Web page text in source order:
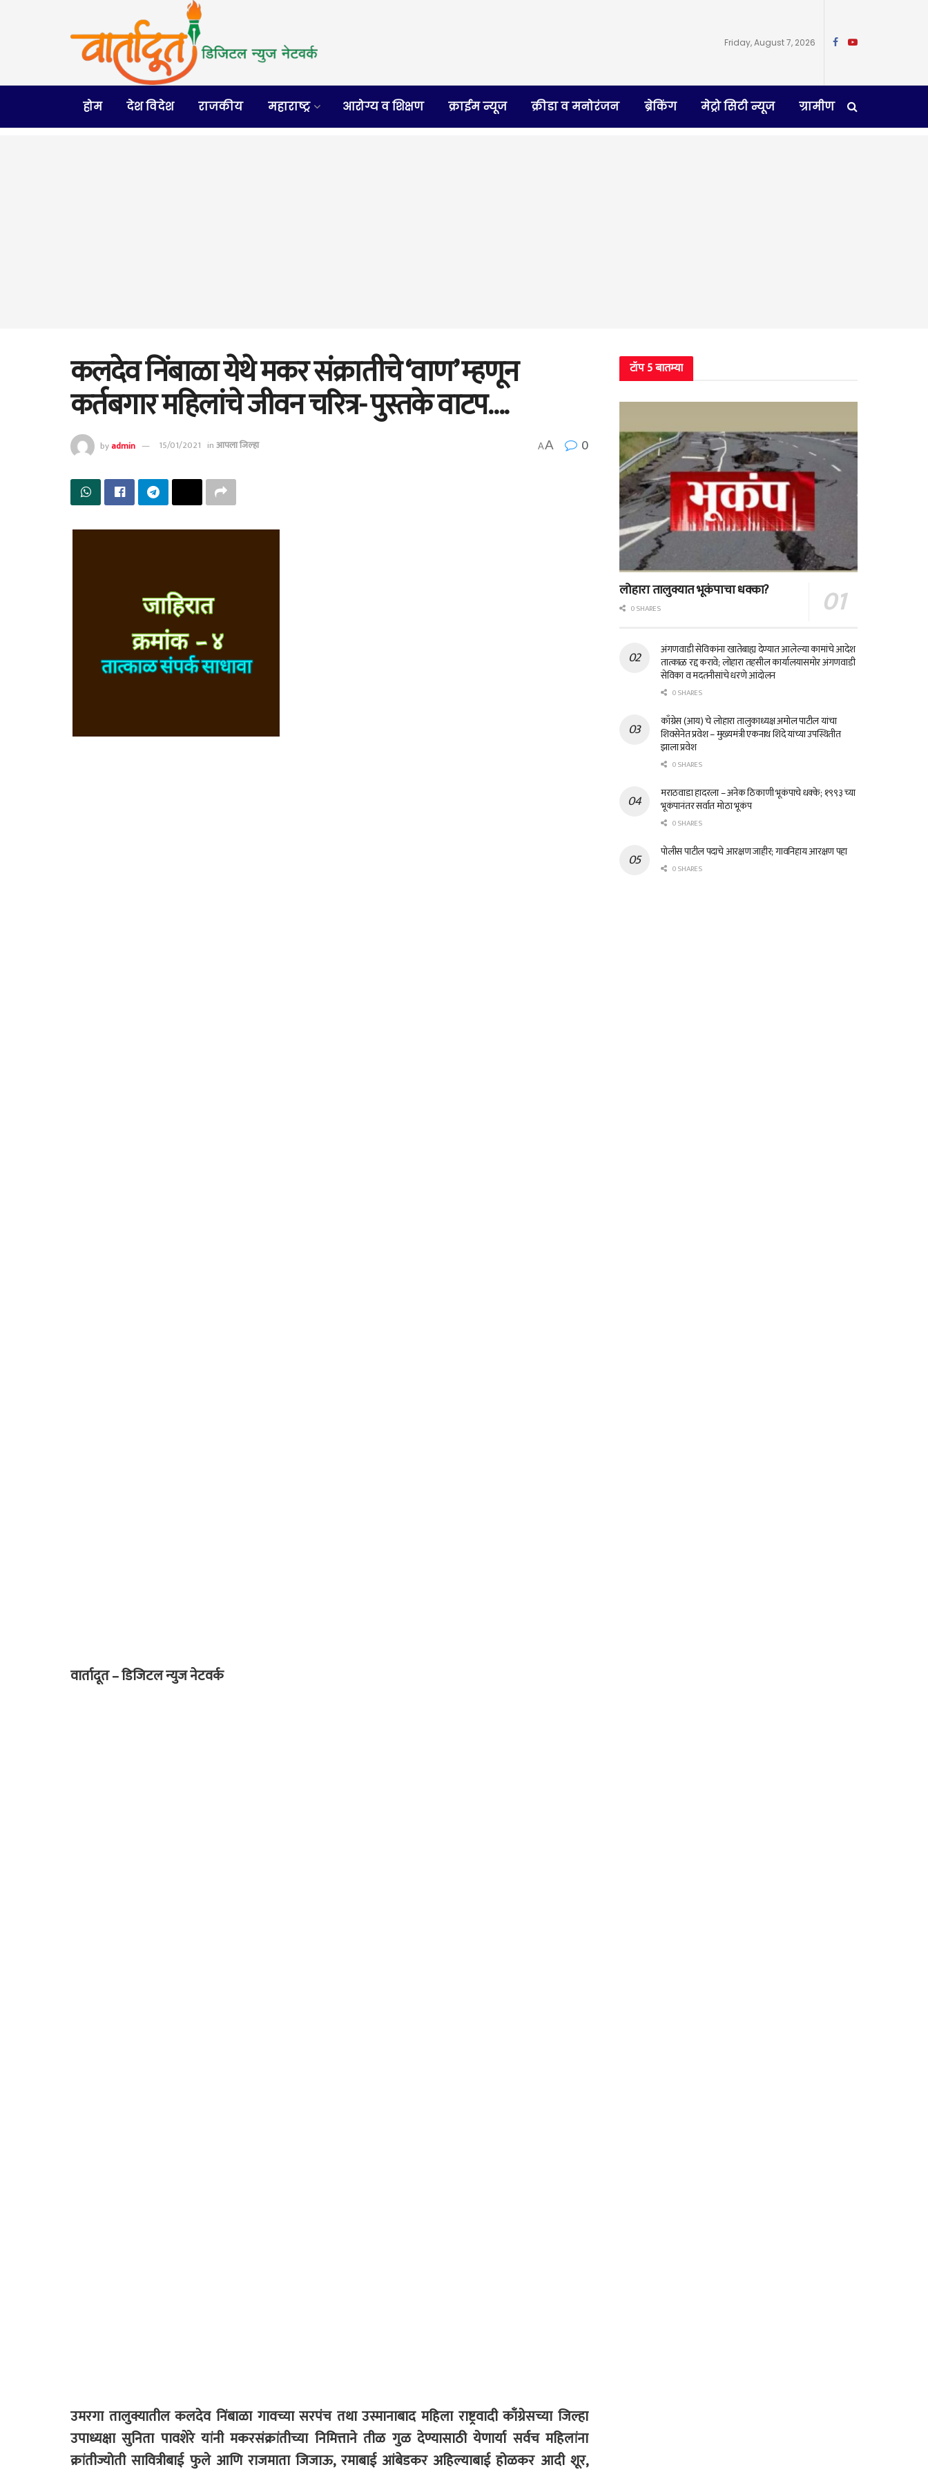
Friday, August 7, 2026
होम देश विदेश राजकीय महाराष्ट्र आरोग्य व शिक्षण क्राईम न्यूज क्रीडा व मनोरंजन ब्रेकिंग मेट्रो सिटी न्यूज ग्रामीण
कलदेव निंबाळा येथे मकर संक्रातीचे ‘वाण’ म्हणून
कर्तबगार महिलांचे जीवन चरित्र- पुस्तके वाटप….
byadmin 15/01/2021 inआपला जिल्हा AA 0
वार्तादूत – डिजिटल न्युज नेटवर्क
उमरगा तालुक्यातील कलदेव निंबाळा गावच्या सरपंच तथा उस्मानाबाद महिला राष्ट्रवादी काँग्रेसच्या जिल्हा
उपाध्यक्षा सुनिता पावशेरे यांनी मकरसंक्रांतीच्या निमित्ताने तीळ गुळ देण्यासाठी येणार्या सर्वच महिलांना
क्रांतीज्योती सावित्रीबाई फुले आणि राजमाता जिजाऊ, रमाबाई आंबेडकर अहिल्याबाई होळकर आदी शूर,
टॉप 5 बातम्या
लोहारा तालुक्यात भूकंपाचा धक्का?
0 SHARES
अंगणवाडी सेविकांना खातेबाह्य देण्यात आलेल्या कामांचे आदेश
तात्काळ रद्द करावे; लोहारा तहसील कार्यालयासमोर अंगणवाडी
सेविका व मदतनीसांचे धरणे आंदोलन
0 SHARES
काँग्रेस (आय) चे लोहारा तालुकाध्यक्ष अमोल पाटील यांचा
शिवसेनेत प्रवेश – मुख्यमंत्री एकनाथ शिंदे यांच्या उपस्थितीत
झाला प्रवेश
0 SHARES
मराठवाडा हादरला – अनेक ठिकाणी भूकंपाचे धक्के; १९९३ च्या
भूकंपानंतर सर्वात मोठा भूकंप
0 SHARES
पोलीस पाटील पदाचे आरक्षण जाहीर; गावनिहाय आरक्षण पहा
0 SHARES